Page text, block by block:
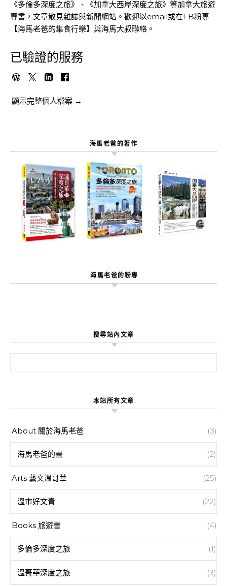
《多倫多深度之旅》、《加拿大西岸深度之旅》等加拿大旅遊
專書，文章散見雜誌與新聞網站。歡迎以email或在FB粉專
【海馬老爸的集食行樂】與海馬大叔聯絡。
已驗證的服務
顯示完整個人檔案 →
海馬老爸的著作
海馬老爸的粉專
搜尋站內文章
本站所有文章
About 關於海馬老爸 (3)
海馬老爸的書 (2)
Arts 藝文溫哥華 (25)
溫市好文青 (22)
Books 旅遊書 (4)
多倫多深度之旅 (1)
溫哥華深度之旅 (3)